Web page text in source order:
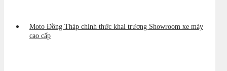
Moto Đồng Tháp chính thức khai trương Showroom xe máy
cao cấp